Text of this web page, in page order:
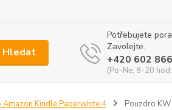
Hledat
Potřebujete
Zavolejte.
+420 602
(Po-Ne, 8-20
Kindle Paperwhite 4
Pouzdro